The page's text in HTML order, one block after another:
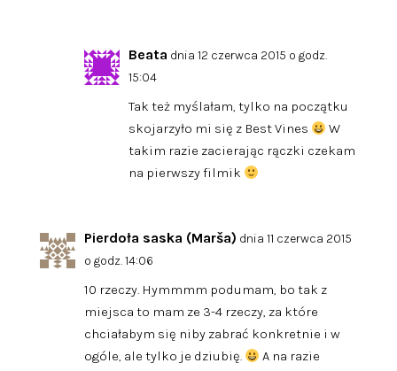
Beata dnia 12 czerwca 2015 o godz.
15:04
Tak też myślałam, tylko na początku
skojarzyło mi się z Best Vines
W
takim razie zacierając rączki czekam
na pierwszy filmik
Pierdoła saska (Marša) dnia 11 czerwca 2015
o godz. 14:06
10 rzeczy. Hymmmm podumam, bo tak z
miejsca to mam ze 3-4 rzeczy, za które
chciałabym się niby zabrać konkretnie i w
ogóle, ale tylko je dziubię.
A na razie